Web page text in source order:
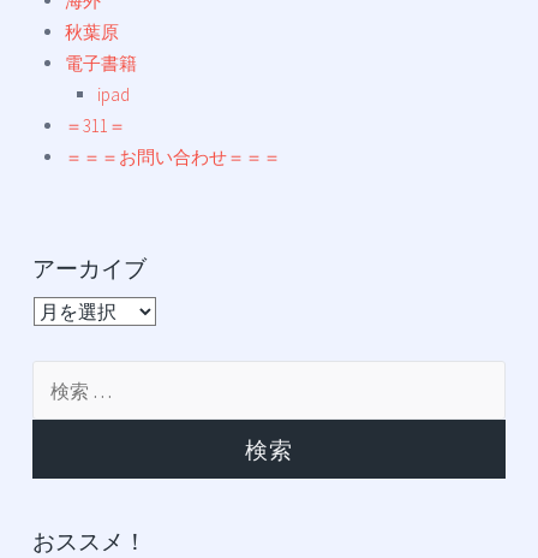
秋葉原
電子書籍
ipad
＝311＝
＝＝＝お問い合わせ＝＝＝
アーカイブ
ア
おススメ！